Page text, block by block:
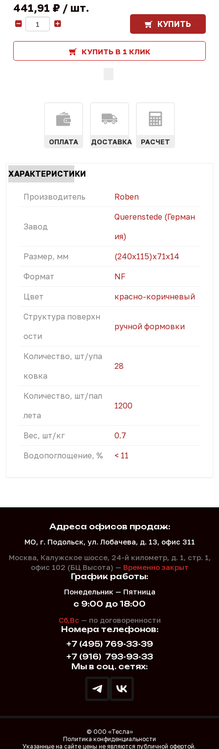
441,91 ₽ шт.
КУПИТЬ
КУПИТЬ В 1 КЛИК
ОПЛАТА ДОСТАВКА РАСЧЕТ
Характеристики
табы
ХАРАКТЕРИСТИКИ
Производитель Roben
Завод
Querenstede (Герман
ия)
Размер, мм (240x115)х71х14
Формат NF
Цвет красно-коричневый
Структура поверхн
ости
ручной формовки
Количество, шт/упа
ковка
28
Количество, шт/пал
лета
1200
Вес, шт/кг 0.7
Водопоглощение, % < 11
Адреса офисов продаж:
МО, г. Подольск, ул. Лобачева, д. 13, офис 311
Москва, Калужское шоссе, 24-й километр, д. 1, стр. 1,
офис 102 (БЦ Высота) — Временно закрыт
Номера телефонов:
+7 (495) 769-33-39
+7 (916) 793-93-33
График работы:
Понедельник — Пятница
с 9:00 до 18:00
Сб,Вс — по договоренности
Мы в соц. сетях:
© ООО «Тесла»
Политика конфиденциальности
Указанные на сайте цены не являются публичной офертой.